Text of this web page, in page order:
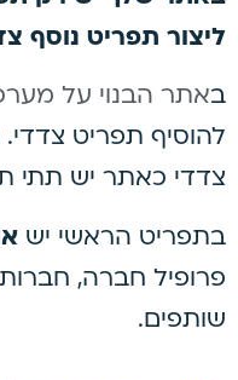
ליצור תפריט נוסף
באתר הבנוי על
להוסיף תפריט
צדדי כאתר יש תתי
בתפריט הראשי יש
פרופיל חברה,
שותפים.